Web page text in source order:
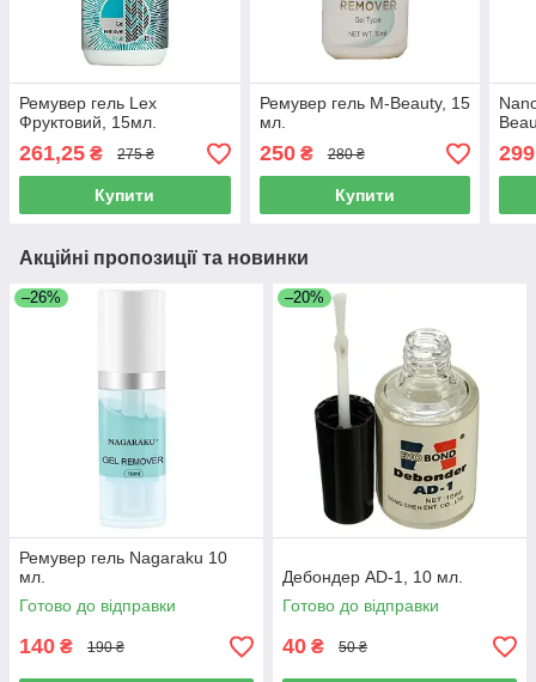
Ремувер гель Lex
Фруктовий, 15мл.
261,25 ₴ 275 ₴
Купити
Ремувер гель M-Beauty, 15
мл.
250₴ 280 ₴
Купити
299
Акційні пропозиції та новинки
–26%
Ремувер гель Nagaraku 10
мл.
Готово до відправки
140 ₴ 190 ₴
–20%
Дебондер AD-1, 10 мл.
Готово до відправки
40 ₴ 50 ₴